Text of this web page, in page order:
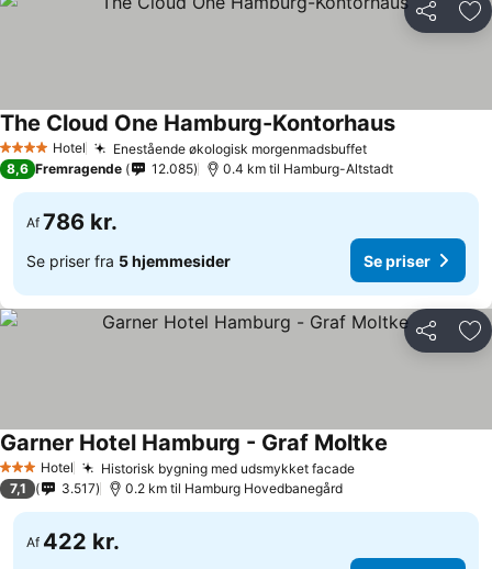
Del
4 StjernerHotel Enestående økologisk morgenmadsbuffet
The Cloud One Hamburg-Kontorhaus
8,6 Fremragende 12.085 0.4 km til Hamburg-Altstadt
Af 786 kr.
Se priser fra 5 hjemmesider Se priser
Del
3 StjernerHotel Historisk bygning med udsmykket facade
Garner Hotel Hamburg - Graf Moltke
7,1 3.517 0.2 km til Hamburg Hovedbanegård
Af 422 kr.